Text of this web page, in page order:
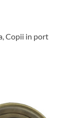
Copii in port